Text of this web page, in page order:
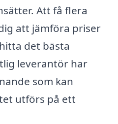
Att få flera
att jämföra priser
det bästa
leverantör har
som kan
utförs på ett